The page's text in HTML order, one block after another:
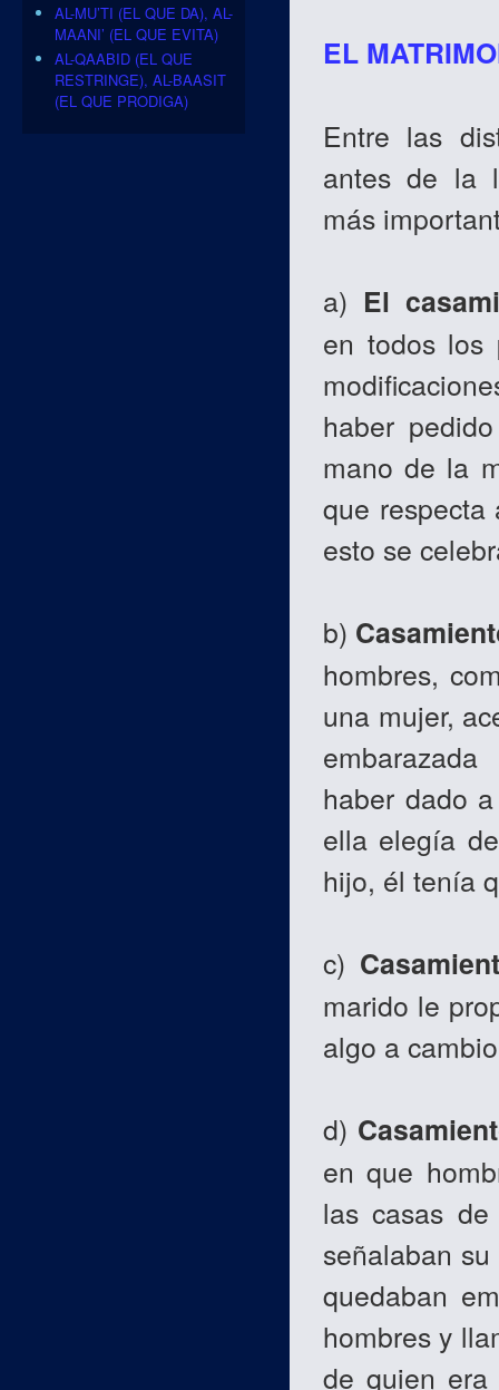
EL
Entre las
antes de la
más
a) El
en todos los
haber
mano de la
que respecta
esto se
b)
hombres,
una mujer,
haber dado
ella elegía
hijo, él tenía
c)
marido le
algo a
d)
en que
las casas
señalaban
quedaban
hombres y
de quien
AL-MU’TI (EL QUE DA), AL-
MAANI’ (EL QUE EVITA)
AL-QAABID (EL QUE
RESTRINGE), AL-BAASIT
(EL QUE PRODIGA)